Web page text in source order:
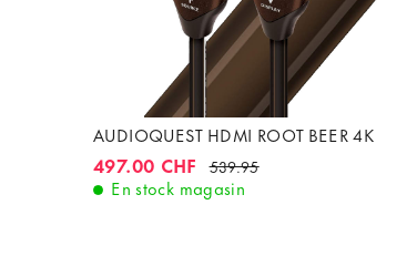
AUDIOQUEST HDMI ROOT BEER 4K
497.00 CHF 539.95
En stock magasin